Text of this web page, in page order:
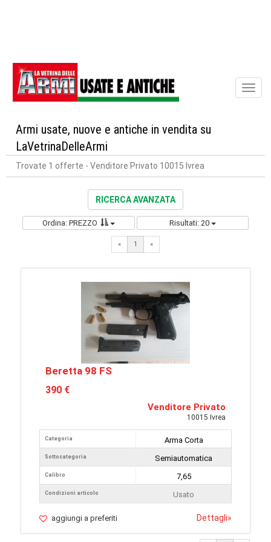
Armi usate, nuove e antiche in vendita su
LaVetrinaDelleArmi
Trovate 1 offerte - Venditore Privato 10015 Ivrea
RICERCA AVANZATA
Ordina: PREZZO Risultati: 20
« 1 «
Beretta 98 FS
390 €
Venditore Privato
10015 Ivrea
Categoria
Sottocategoria
Calibro
Condizioni articolo
Arma Corta
Semiautomatica
7,65
Usato
aggiungi a preferiti Dettagli»